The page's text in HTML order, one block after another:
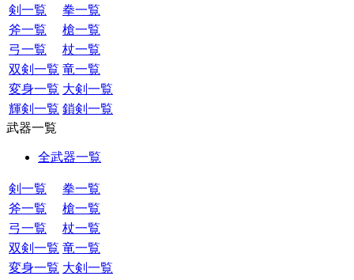
剣一覧
拳一覧
斧一覧
槍一覧
弓一覧
杖一覧
双剣一覧 竜一覧
変身一覧 大剣一覧
輝剣一覧 鎖剣一覧
武器一覧
全武器一覧
剣一覧
拳一覧
斧一覧
槍一覧
弓一覧
杖一覧
双剣一覧 竜一覧
変身一覧 大剣一覧